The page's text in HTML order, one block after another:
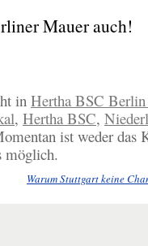
Mauer auch!
in Hertha BSC
, Hertha BSC,
ist weder das
möglich.
Warum Stuttgart keine